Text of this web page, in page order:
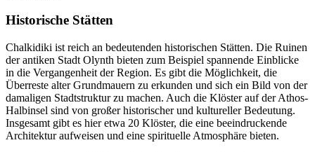
Historische Stätten
Chalkidiki ist reich an bedeutenden historischen Stätten. Die Ruinen
der antiken Stadt Olynth bieten zum Beispiel spannende Einblicke
in die Vergangenheit der Region. Es gibt die Möglichkeit, die
Überreste alter Grundmauern zu erkunden und sich ein Bild von der
damaligen Stadtstruktur zu machen. Auch die Klöster auf der Athos-
Halbinsel sind von großer historischer und kultureller Bedeutung.
Insgesamt gibt es hier etwa 20 Klöster, die eine beeindruckende
Architektur aufweisen und eine spirituelle Atmosphäre bieten.